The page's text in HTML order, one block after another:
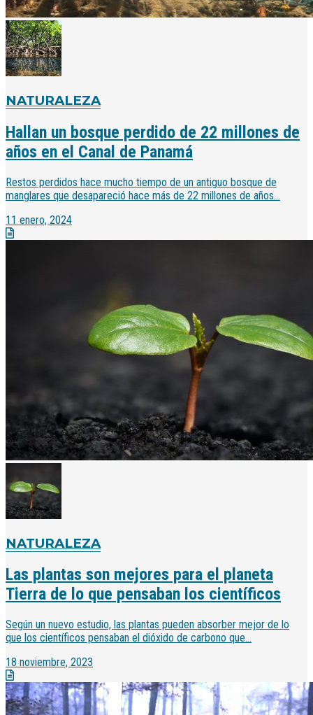
NATURALEZA
Hallan un bosque perdido de 22 millones de
años en el Canal de Panamá
Restos perdidos hace mucho tiempo de un antiguo bosque de
manglares que desapareció hace más de 22 millones de años...
11 enero, 2024
NATURALEZA
Las plantas son mejores para el planeta
Tierra de lo que pensaban los científicos
Según un nuevo estudio, las plantas pueden absorber mejor de lo
que los científicos pensaban el dióxido de carbono que...
18 noviembre, 2023